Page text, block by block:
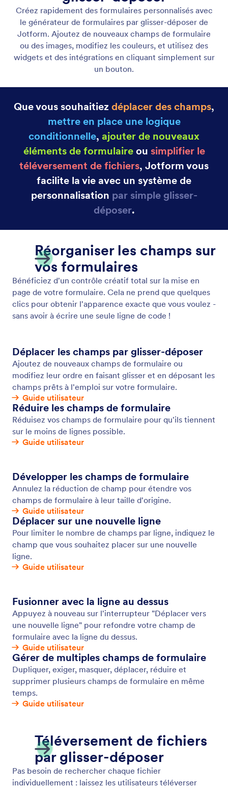
Fonctionnalités Jotform Générateur de formulairesCatégorie
Créez rapidement des formulaires personnalisés
avec le générateur de formulaires par glisser-
déposer de Jotform. Ajoutez de nouveaux champs
de formulaire ou des images, modifiez les couleurs,
et utilisez des widgets et des intégrations en
Modèles de formulaire
Choisissez parmi plus de 20,000 modèles de
formulaires prédéfinis et créez votre propre modèle
sans aucun codage à l'aide du générateur de
formulaires par glisser-déposer de Jotform.
Emails auto-répondeur
avec Jotform ! Lorsqu'une personne remplit votre
formulaire en ligne, elle reçoit automatiquement un
e-mail, idéal pour envoyer des notifications, des
fichiers, etc. Configurez des e-mails de répondeur
automatique en quelques minutes sans avoir à
rédiger de code.
Emails de notification